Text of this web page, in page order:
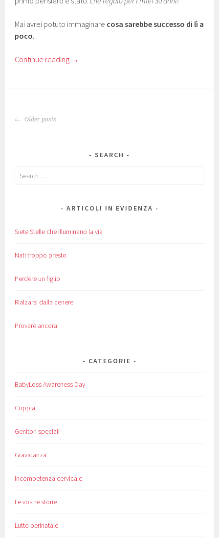
Mai avrei potuto immaginare cosa sarebbe successo di lì a
poco.
Continue reading →
POSTS
Older posts
SEARCH
Search
ARTICOLI IN EVIDENZA
Siete Stelle che illuminano la via
Nati troppo presto
Perdere un figlio
Rialzarsi dalla cenere
Provare ancora
CATEGORIE
BabyLoss Awareness Day
Coppia
Genitori speciali
Gravidanza
Incompetenza cervicale
Le vostre storie
Lutto perinatale